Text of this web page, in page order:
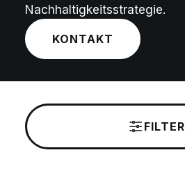
Nachhaltigkeitsstrategie.
KONTAKT
FILTER